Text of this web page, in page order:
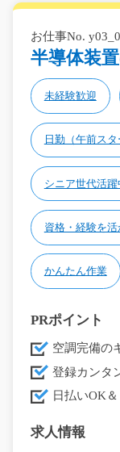
お仕事No.
半導体装
未経験歓迎
日勤（午前スタ
シニア世代活躍
資格・経験を活
かんたん作業
PRポイント
空調完備の
登録カン
日払いOK
求人情報